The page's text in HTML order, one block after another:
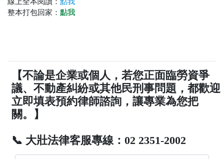
整本打包回家： 點我
【不論是企業或個人，若您正面臨勞資爭
議、不動產糾紛或其他民刑事問題，都歡迎
立即填表預約律師諮詢，讓專業為您把
關。】
📞 大壯法律客服專線：02 2351-2002